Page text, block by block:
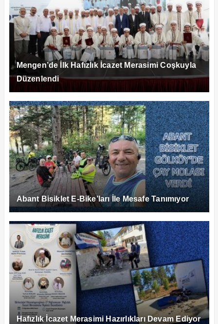
Mengen’de İlk Hafızlık İcazet Merasimi Coşkuyla
Düzenlendi
Abant Bisiklet E-Bike’ları İle Mesafe Tanımıyor
Hafızlık İcazet Merasimi Hazırlıkları Devam Ediyor